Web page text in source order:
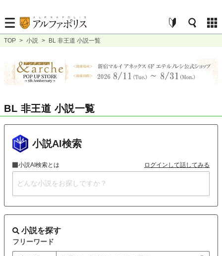
TOP > 小説 > BL 非王道 小説一覧
BL 非王道 小説一覧
小説AI検索
小説AI検索とは ログインして話してみる
小説を探す
フリーワード